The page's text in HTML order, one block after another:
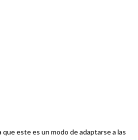
este es un modo de adaptarse a las